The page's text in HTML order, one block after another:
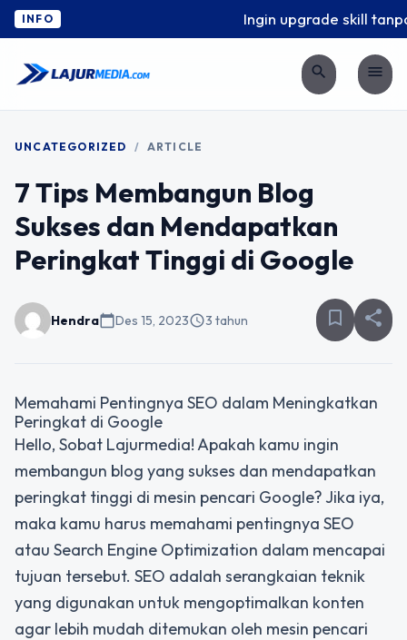
INFO Ingin upgrade skill
search menu
UNCATEGORIZED / ARTICLE
7 Tips Membangun Blog
Sukses dan Mendapatkan
Peringkat Tinggi di Google
Hendracalendar_todayDes 15, 2023schedule3 tahun bookmark_border share
Memahami Pentingnya SEO dalam Meningkatkan
Peringkat di Google
Hello, Sobat Lajurmedia! Apakah kamu ingin
membangun blog yang sukses dan mendapatkan
peringkat tinggi di mesin pencari Google? Jika iya,
maka kamu harus memahami pentingnya SEO
atau Search Engine Optimization dalam mencapai
tujuan tersebut. SEO adalah serangkaian teknik
yang digunakan untuk mengoptimalkan konten
agar lebih mudah ditemukan oleh mesin pencari